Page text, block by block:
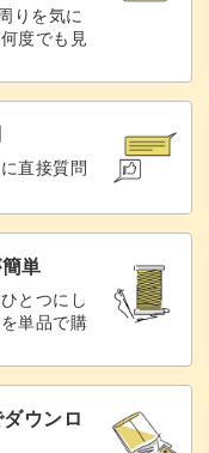
りを気に
度でも見
直接質問
単
とつにし
単品で購
ウンロ